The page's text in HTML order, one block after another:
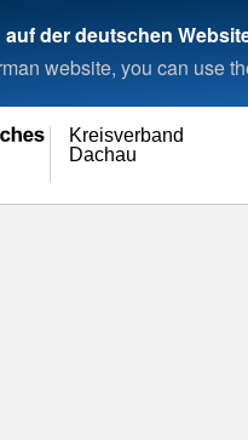
der deutschen
website, you can use
Dachau
Kreisverband